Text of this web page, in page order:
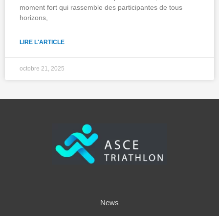
moment fort qui rassemble des participantes de tous
horizons,
LIRE L'ARTICLE
octobre 21, 2025
News